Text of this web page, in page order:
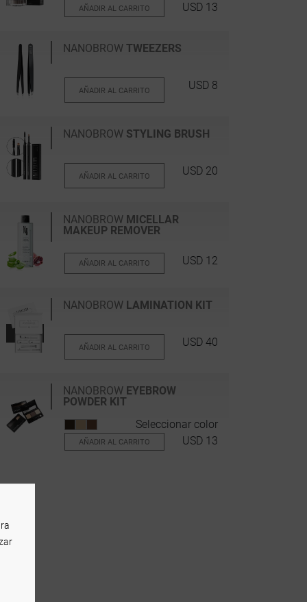
AÑADIR AL CARRITO USD 13
NANOBROW TWEEZERS
AÑADIR AL CARRITO USD 8
NANOBROW STYLING BRUSH
AÑADIR AL CARRITO USD 20
NANOBROW MICELLAR
MAKEUP REMOVER
AÑADIR AL CARRITO USD 12
NANOBROW LAMINATION KIT
AÑADIR AL CARRITO USD 40
NANOBROW EYEBROW
POWDER KIT
Seleccionar color
AÑADIR AL CARRITO USD 13